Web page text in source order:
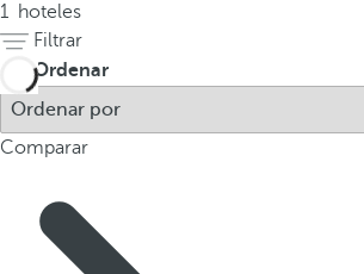
p
r
m
e
r
1 hoteles
Filtrar
Ordenar
Comparar